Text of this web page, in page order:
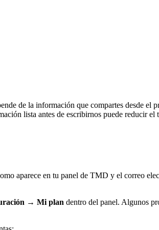
de la información que compartes desde el
lista antes de escribirnos puede reducir
aparece en tu panel de TMD y el correo
→ Mi plan dentro del panel. Algunos